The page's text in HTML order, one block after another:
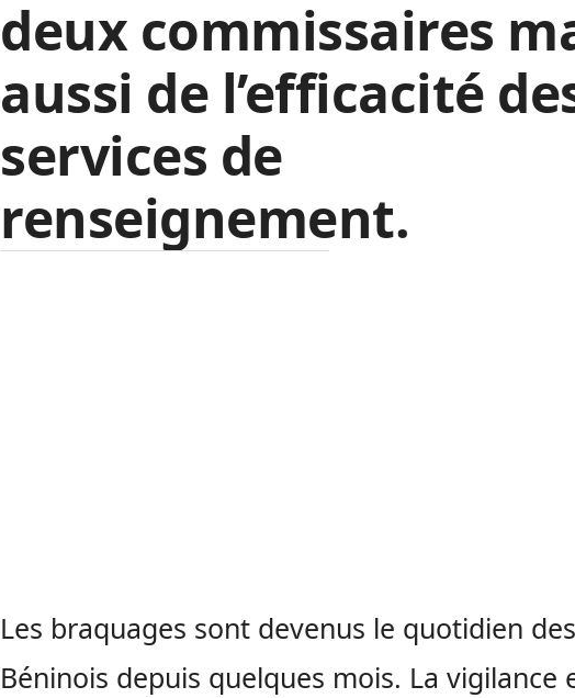
deux commissaires
aussi de l’efficacité
services de
renseignement.
Les braquages sont devenus le quotidien des
Béninois depuis quelques mois. La vigilance